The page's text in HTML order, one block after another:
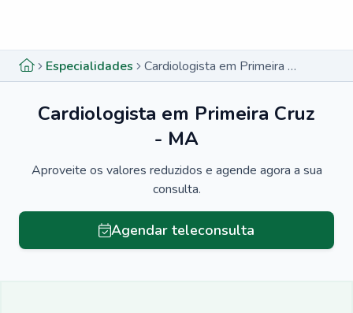
Especialidades Cardiologista em Primeira Cruz - MA
Cardiologista em Primeira Cruz
- MA
Aproveite os valores reduzidos e agende agora a sua
consulta.
Agendar teleconsulta